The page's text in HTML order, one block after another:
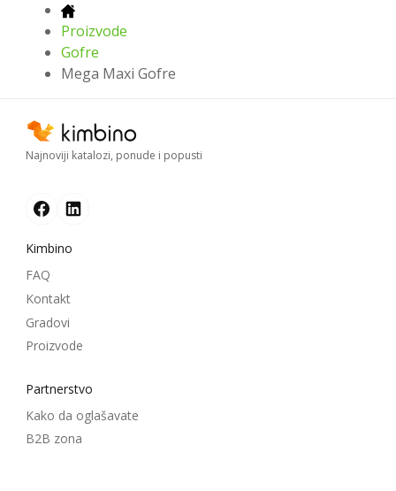
Proizvode
Gofre
Mega Maxi Gofre
Najnoviji katalozi, ponude i popusti
Kimbino
FAQ
Kontakt
Gradovi
Proizvode
Partnerstvo
Kako da oglašavate
B2B zona